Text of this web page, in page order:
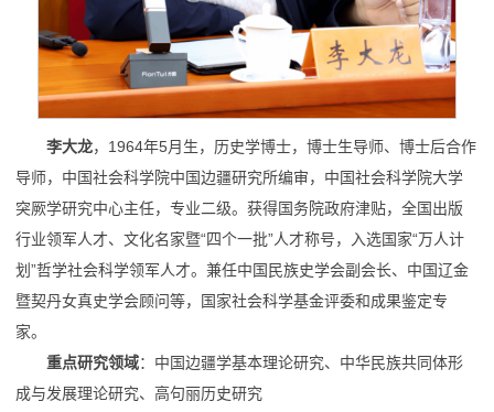
李大龙，1964年5月生，历史学博士，博士生导师、博士后合作
导师，中国社会科学院中国边疆研究所编审，中国社会科学院大学
突厥学研究中心主任，专业二级。获得国务院政府津贴，全国出版
行业领军人才、文化名家暨“四个一批”人才称号，入选国家“万人计
划”哲学社会科学领军人才。兼任中国民族史学会副会长、中国辽金
暨契丹女真史学会顾问等，国家社会科学基金评委和成果鉴定专
家。
重点研究领域：中国边疆学基本理论研究、中华民族共同体形
成与发展理论研究、高句丽历史研究